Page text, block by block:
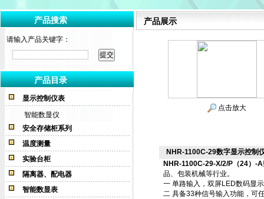
产品搜索
请输入产品关键字：
产品目录
显示控制仪表
智能数显仪
安全存储柜系列
温度测量
实验台柜
隔离器、配电器
智能数显表
产品展示
点击放大
NHR-1100C-29数字显示控制
NHR-1100C-29-X/2/P（24）-A
品、包装机械等行业。
一 单路输入，双屏LED数码显
二 具备33种信号输入功能，可